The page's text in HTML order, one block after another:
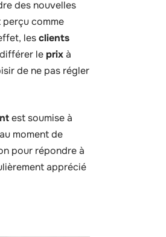
des nouvelles
comme
lesclients
leprixà
de ne pas régler
est soumise à
moment de
pour répondre à
apprécié